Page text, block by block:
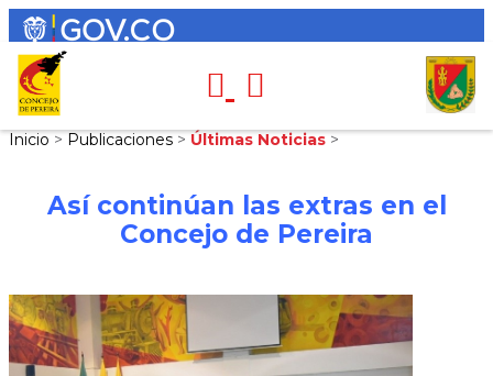
Inicio > Publicaciones > Últimas Noticias >
Así continúan las extras en el
Concejo de Pereira